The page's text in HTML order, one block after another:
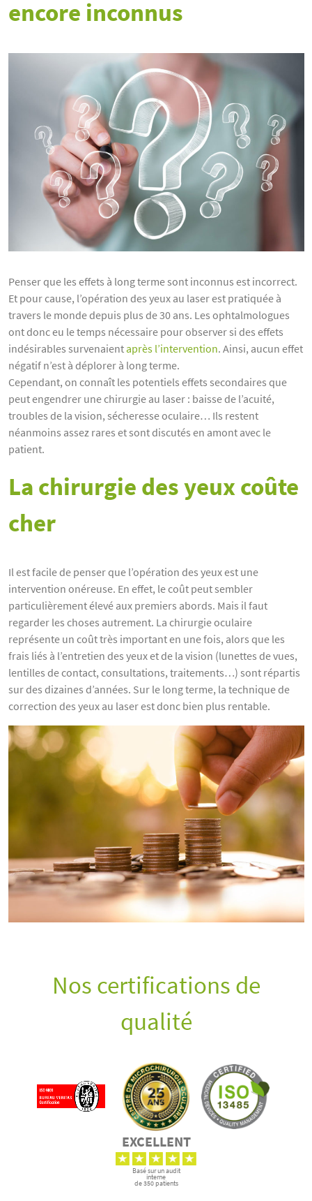
encore inconnus
Penser que les effets à long terme sont inconnus est incorrect.
Et pour cause, l’opération des yeux au laser est pratiquée à
travers le monde depuis plus de 30 ans. Les ophtalmologues
ont donc eu le temps nécessaire pour observer si des effets
indésirables survenaientaprès l’intervention. Ainsi, aucun effet
négatif n’est à déplorer à long terme.
Cependant, on connaît les potentiels effets secondaires que
peut engendrer une chirurgie au laser : baisse de l’acuité,
troubles de la vision, sécheresse oculaire… Ils restent
néanmoins assez rares et sont discutés en amont avec le
patient.
La chirurgie des yeux coûte
cher
Il est facile de penser que l’opération des yeux est une
intervention onéreuse. En effet, le coût peut sembler
particulièrement élevé aux premiers abords. Mais il faut
regarder les choses autrement. La chirurgie oculaire
représente un coût très important en une fois, alors que les
frais liés à l’entretien des yeux et de la vision (lunettes de vues,
lentilles de contact, consultations, traitements…) sont répartis
sur des dizaines d’années. Sur le long terme, la technique de
correction des yeux au laser est donc bien plus rentable.
Nos certifications de
qualité
EXCELLENT
Basé sur un audit
interne
de 350 patients